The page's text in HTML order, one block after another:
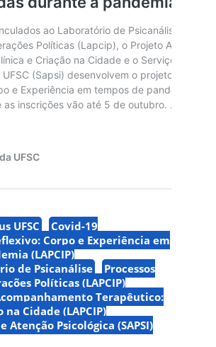
UFSC
Covid-19
Corpo e Experiência em
(LAPCIP)
de Psicanálise
Processos
Políticas (LAPCIP)
Terapêutico:
Cidade (LAPCIP)
Atenção Psicológica (SAPSI)